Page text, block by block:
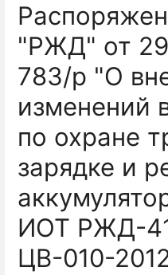
"РЖД" от
783/р "О
изменений
по охране
зарядке и
ИОТ РЖД-
ЦВ-010-